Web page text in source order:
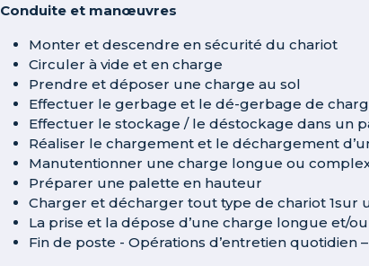
Conduite et manœuvres
Monter et descendre en sécurité du chariot
Circuler à vide et en charge
Prendre et déposer une charge au sol
Effectuer le gerbage et le dé-gerbage de
Effectuer le stockage / le déstockage dans un
Réaliser le chargement et le déchargement
Manutentionner une charge longue ou
Préparer une palette en hauteur
Charger et décharger tout type de chariot 1sur
La prise et la dépose d’une charge longue et/
Fin de poste - Opérations d’entretien quotidien